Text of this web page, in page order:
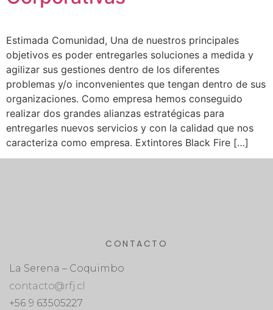
Estimada Comunidad, Una de nuestros principales
objetivos es poder entregarles soluciones a medida y
agilizar sus gestiones dentro de los diferentes
problemas y/o inconvenientes que tengan dentro de sus
organizaciones. Como empresa hemos conseguido
realizar dos grandes alianzas estratégicas para
entregarles nuevos servicios y con la calidad que nos
caracteriza como empresa. Extintores Black Fire […]
CONTACTO
La Serena – Coquimbo
contacto@rfj.cl
+56 9 63505227